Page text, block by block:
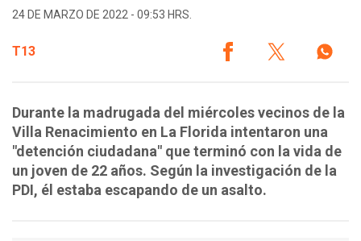
24 DE MARZO DE 2022 - 09:53 HRS.
T13
Durante la madrugada del miércoles vecinos de la
Villa Renacimiento en La Florida intentaron una
"detención ciudadana" que terminó con la vida de
un joven de 22 años. Según la investigación de la
PDI, él estaba escapando de un asalto.